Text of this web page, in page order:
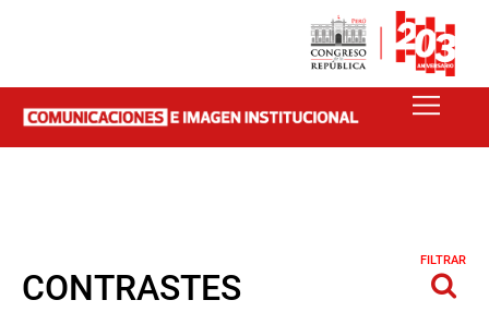
CONTRASTES
FILTRAR